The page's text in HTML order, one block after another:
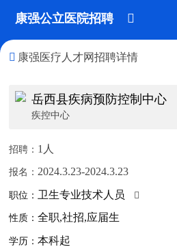
康强公立医院招聘 
 康强医疗人才网招聘详情
岳西县疾病预防控制中心
疾控中心
招聘： 1人
报名：2024.3.23-2024.3.23
职位： 卫生专业技术人员 
性质：全职,社招,应届生
学历：本科起